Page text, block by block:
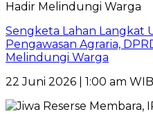
Sengketa Lahan Langkat
Pengawasan Agraria,
Melindungi Warga
22 Juni 2026 | 1:00 am WIB